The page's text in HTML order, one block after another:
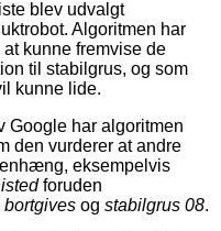
blev udvalgt
Algoritmen har
kunne fremvise de
til stabilgrus, og som
kunne lide.
Google har algoritmen
den vurderer at andre
eksempelvis
foruden
og stabilgrus 08.